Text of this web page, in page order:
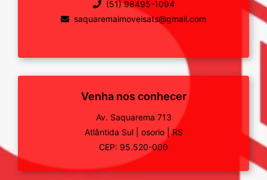
(51) 98495-1094
saquaremaimoveisats@gmail.com
Venha nos conhecer
Av. Saquarema 713
Atlântida Sul
osorio
RS
CEP: 95.520-000